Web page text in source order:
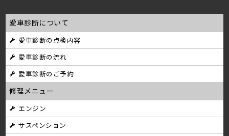
愛車診断について
愛車診断の点検内容
愛車診断の流れ
愛車診断のご予約
修理メニュー
エンジン
サスペンション